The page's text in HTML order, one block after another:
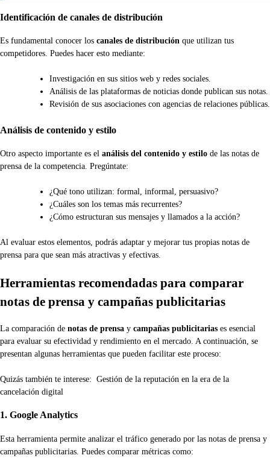
Identificación de canales de distribución
Es fundamental conocer los canales de distribución que utilizan tus
competidores. Puedes hacer esto mediante:
Investigación en sus sitios web y redes sociales.
Análisis de las plataformas de noticias donde publican sus notas.
Revisión de sus asociaciones con agencias de relaciones públicas.
Análisis de contenido y estilo
Otro aspecto importante es el análisis del contenido y estilo de las notas de
prensa de la competencia. Pregúntate:
¿Qué tono utilizan: formal, informal, persuasivo?
¿Cuáles son los temas más recurrentes?
¿Cómo estructuran sus mensajes y llamados a la acción?
Al evaluar estos elementos, podrás adaptar y mejorar tus propias notas de
prensa para que sean más atractivas y efectivas.
Herramientas recomendadas para comparar
notas de prensa y campañas publicitarias
La comparación de notas de prensa y campañas publicitarias es esencial
para evaluar su efectividad y rendimiento en el mercado. A continuación, se
presentan algunas herramientas que pueden facilitar este proceso:
Quizás también te interese: Gestión de la reputación en la era de la
cancelación digital
1. Google Analytics
Esta herramienta permite analizar el tráfico generado por las notas de prensa y
campañas publicitarias. Puedes comparar métricas como: